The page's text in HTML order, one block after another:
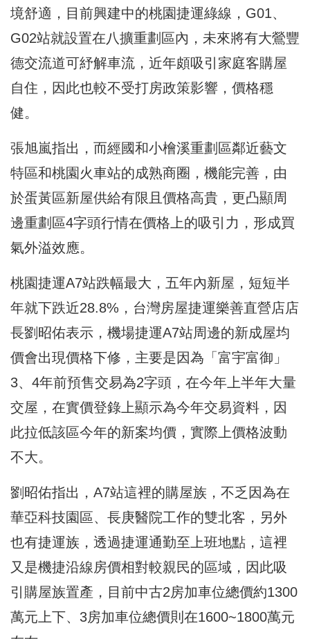
境舒適，目前興建中的桃園捷運綠線，G01、
G02站就設置在八擴重劃區內，未來將有大鶯豐
德交流道可紓解車流，近年頗吸引家庭客購屋
自住，因此也較不受打房政策影響，價格穩
健。
張旭嵐指出，而經國和小檜溪重劃區鄰近藝文
特區和桃園火車站的成熟商圈，機能完善，由
於蛋黃區新屋供給有限且價格高貴，更凸顯周
邊重劃區4字頭行情在價格上的吸引力，形成買
氣外溢效應。
桃園捷運A7站跌幅最大，五年內新屋，短短半
年就下跌近28.8%，台灣房屋捷運樂善直營店店
長劉昭佑表示，機場捷運A7站周邊的新成屋均
價會出現價格下修，主要是因為「富宇富御」
3、4年前預售交易為2字頭，在今年上半年大量
交屋，在實價登錄上顯示為今年交易資料，因
此拉低該區今年的新案均價，實際上價格波動
不大。
劉昭佑指出，A7站這裡的購屋族，不乏因為在
華亞科技園區、長庚醫院工作的雙北客，另外
也有捷運族，透過捷運通勤至上班地點，這裡
又是機捷沿線房價相對較親民的區域，因此吸
引購屋族置產，目前中古2房加車位總價約1300
萬元上下、3房加車位總價則在1600~1800萬元